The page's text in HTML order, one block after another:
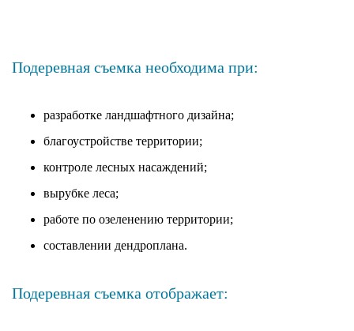
Подеревная съемка необходима при:
разработке ландшафтного дизайна;
благоустройстве территории;
контроле лесных насаждений;
вырубке леса;
работе по озеленению территории;
составлении дендроплана.
Подеревная съемка отображает: